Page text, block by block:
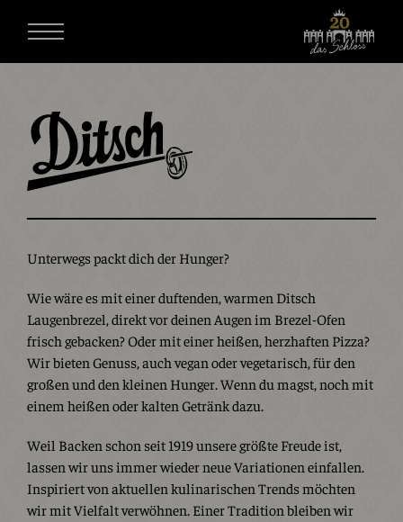
Unterwegs packt dich der Hunger?
Wie wäre es mit einer duftenden, warmen Ditsch
Laugenbrezel, direkt vor deinen Augen im Brezel-Ofen
frisch gebacken? Oder mit einer heißen, herzhaften Pizza?
Wir bieten Genuss, auch vegan oder vegetarisch, für den
großen und den kleinen Hunger. Wenn du magst, noch mit
einem heißen oder kalten Getränk dazu.
Weil Backen schon seit 1919 unsere größte Freude ist,
lassen wir uns immer wieder neue Variationen einfallen.
Inspiriert von aktuellen kulinarischen Trends möchten
wir mit Vielfalt verwöhnen. Einer Tradition bleiben wir